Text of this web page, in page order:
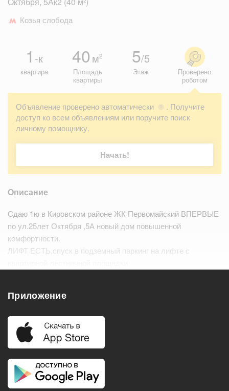
Козья слобода
1 -к
квартира
40 м2
Площадь
квартиры
5/5
Этаж
Проверено
роботом
Объявление проверено автоматически ?
. Получите
доступ ко всем объявлениям или поручите поиск
личному помощнику.
Начать!
Описание
Сдаю 1ю в Кировском районе ЖК Первомайский ВПЕРВЫЕ
по ул.25лет Октября ,5А новый дом повышенной
комфортности.
ЛИФТ ЕСТЬ,спуск в подземный паркинг на лифте с
Удобства
Балкон
Холодильник
Телевизор
Кондиционер
Приложение